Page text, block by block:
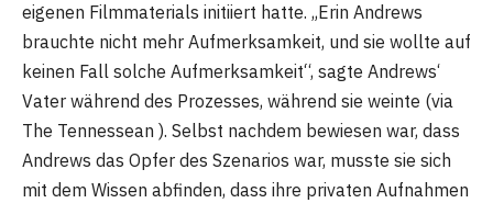
eigenen Filmmaterials initiiert hatte. „Erin Andrews
brauchte nicht mehr Aufmerksamkeit, und sie wollte auf
keinen Fall solche Aufmerksamkeit“, sagte Andrews‘
Vater während des Prozesses, während sie weinte (via
The Tennessean ). Selbst nachdem bewiesen war, dass
Andrews das Opfer des Szenarios war, musste sie sich
mit dem Wissen abfinden, dass ihre privaten Aufnahmen